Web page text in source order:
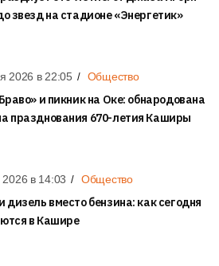
на праздновании Дня
– не просто стальные
династии, судьбы...
звезд на стадионе «Энергетик»
2026 в22:05 Общество
и пикник на Оке: обнародована
празднования 670-летия Каширы
в 14:03 Общество
дизель вместо бензина: как сегодня
в Кашире